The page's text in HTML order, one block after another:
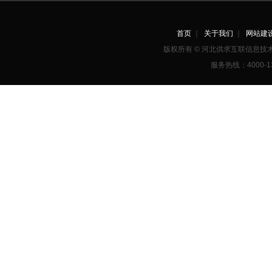
首页｜ 关于我们
网站建
版权所有 © 河北供求互联信息
服务热线：4000-